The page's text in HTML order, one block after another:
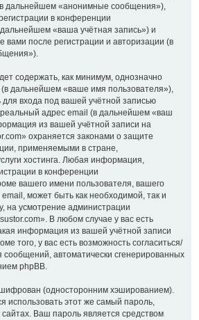
дальнейшем «анонимные сообщения»),
в конференции
«ваша учётная запись») и
вами после регистрации и авторизации (в
содержать, как минимум, однозначно
дальнейшем «ваше имя пользователя»),
входа под вашей учётной записью
адрес email (в дальнейшем «ваш
из вашей учётной записи на
охраняется законами о защите
применяемыми в стране,
хостинга. Любая информация,
в конференции
вашего имени пользователя, вашего
может быть как необходимой, так и
на усмотрение администрации
В любом случае у вас есть
информация из вашей учётной записи
того, у вас есть возможность согласиться/
сообщений, автоматически сгенерированных
phpBB.
(односторонним хэшированием).
использовать этот же самый пароль,
сайтах. Ваш пароль является средством